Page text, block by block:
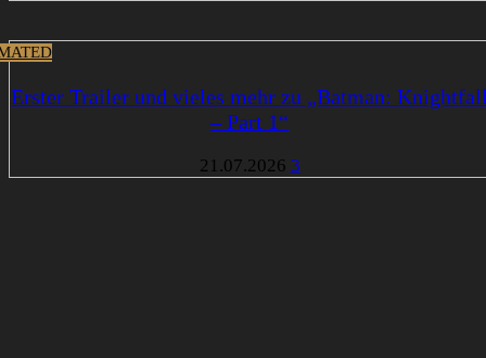
Erster Trailer und vieles mehr zu „Batman:
– Part 1“
21.07.2026 3